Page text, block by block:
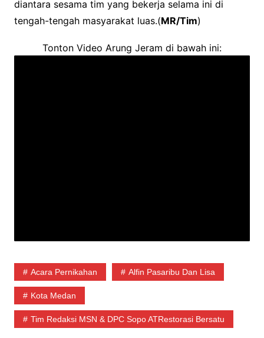
diantara sesama tim yang bekerja selama ini di
tengah-tengah masyarakat luas.(MR/Tim)
Tonton Video Arung Jeram di bawah ini:
Acara Pernikahan Alfin Pasaribu Dan Lisa
Kota Medan
Tim Redaksi MSN & DPC Sopo ATRestorasi Bersatu